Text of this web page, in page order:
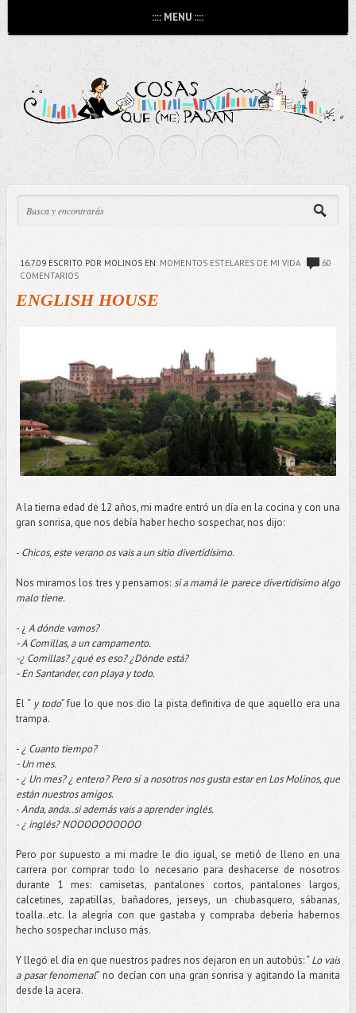
:::: MENU ::::
16.7.09ESCRITO POR MOLINOS EN: MOMENTOS ESTELARES DE MI VIDA
60
COMENTARIOS
ENGLISH HOUSE
A la tierna edad de 12 años, mi madre entró un día en la cocina y con una
gran sonrisa, que nos debía haber hecho sospechar, nos dijo:
- Chicos, este verano os vais a un sitio divertidísimo.
Nos miramos los tres y pensamos: si a mamá le parece divertidisimo algo
malo tiene.
- ¿ A dónde vamos?
- A Comillas, a un campamento.
-¿ Comillas? ¿qué es eso? ¿Dónde está?
- En Santander, con playa y todo.
El “ y todo” fue lo que nos dio la pista definitiva de que aquello era una
trampa.
-¿ Cuanto tiempo?
- Un mes.
-¿ Un mes? ¿ entero? Pero si a nosotros nos gusta estar en Los Molinos, que
están nuestros amigos.
-Anda, anda..si además vais a aprender inglés.
-¿ inglés? NOOOOOOOOOO
Pero por supuesto a mi madre le dio igual, se metió de lleno en una
carrera por comprar todo lo necesario para deshacerse de nosotros
durante 1 mes: camisetas, pantalones cortos, pantalones largos,
calcetines, zapatillas, bañadores, jerseys, un chubasquero, sábanas,
toalla..etc. la alegría con que gastaba y compraba debería habernos
hecho sospechar incluso más.
Y llegó el día en que nuestros padres nos dejaron en un autobús: “Lo vais
a pasar fenomenal” no decían con una gran sonrisa y agitando la manita
desde la acera.